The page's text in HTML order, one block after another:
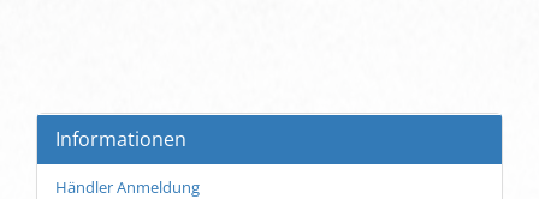
Informationen
Händler Anmeldung